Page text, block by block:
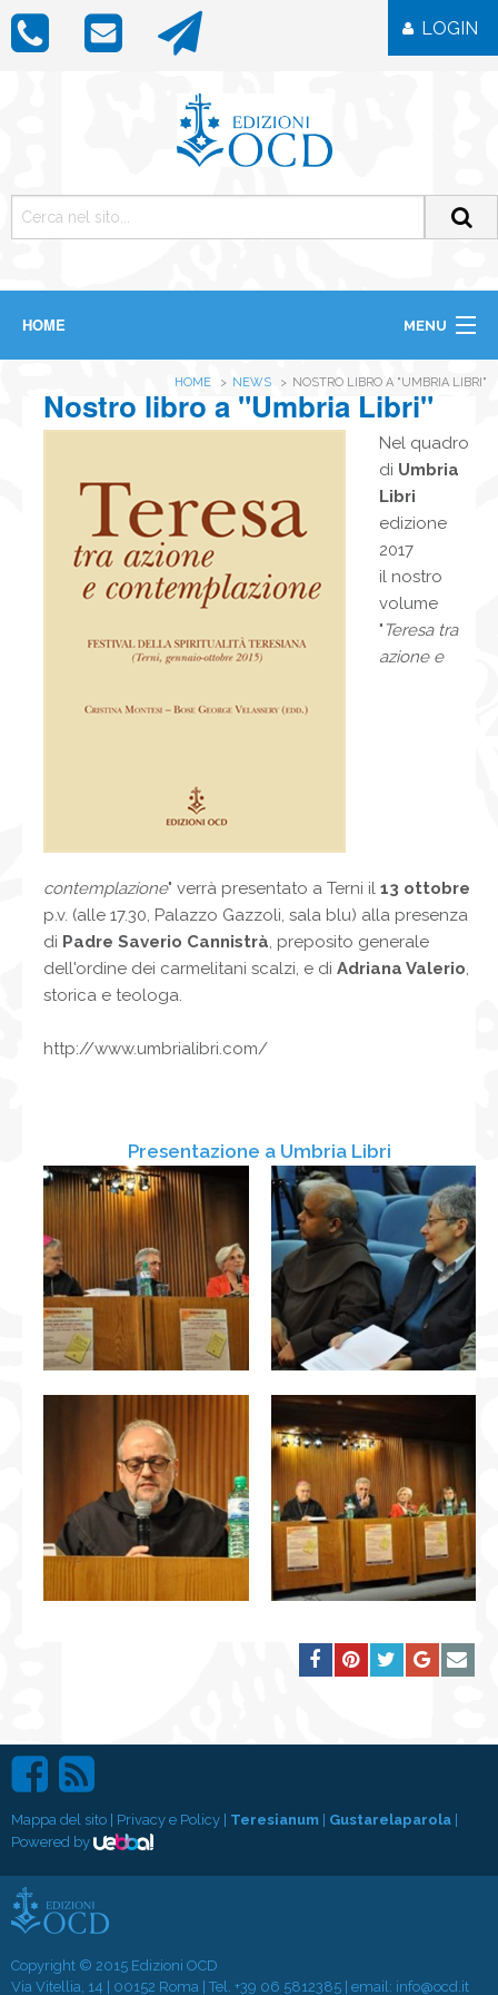
LOGIN
HOME MENU
LIBRI
RIVISTE
OGGETTISTICA
HOME NEWS NOSTRO LIBRO A "UMBRIA LIBRI"
Nostro libro a "Umbria Libri"
Nel quadro
di Umbria
Libri
edizione
2017
il nostro
volume
" Teresa tra
azione e
contemplazione" verrà presentato a Terni il 13 ottobre
p.v. (alle 17.30, Palazzo Gazzoli, sala blu) alla presenza
di Padre Saverio Cannistrà , preposito generale
dell'ordine dei carmelitani scalzi, e di Adriana Valerio
storica e teologa.
http://www.umbrialibri.com/
Presentazione a Umbria Libri
Mappa del sito | Privacy e Policy | Teresianum | Gustarelaparola |
Powered by
Copyright © 2015 Edizioni OCD
Via Vitellia, 14 | 00152 Roma | Tel. +39 06 5812385 | email: info@ocd.it